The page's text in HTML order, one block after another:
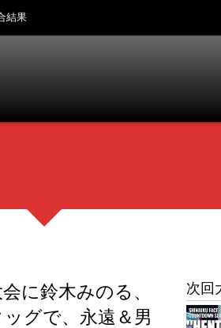
結果
に鈴木みのる、
グで、永遠＆男
次回